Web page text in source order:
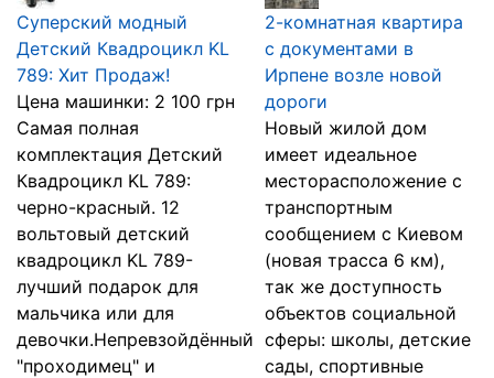
Суперский модный
Детский Квадроцикл KL
789: Хит Продаж!
Цена машинки: 2 100 грн
Самая полная
комплектация Детский
Квадроцикл KL 789:
черно-красный. 12
вольтовый детский
квадроцикл KL 789-
лучший подарок для
мальчика или для
девочки.Непревзойдённый
"проходимец" и
2-комнатная квартира
с документами в
Ирпене возле новой
дороги
Новый жилой дом
имеет идеальное
месторасположение с
транспортным
сообщением с Киевом
(новая трасса 6 км),
так же доступность
объектов социальной
сферы: школы, детские
сады, спортивные